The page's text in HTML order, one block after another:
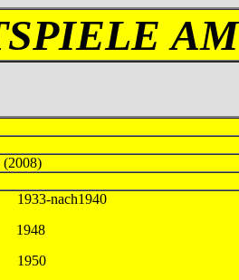
(2008)
nach1940
1948